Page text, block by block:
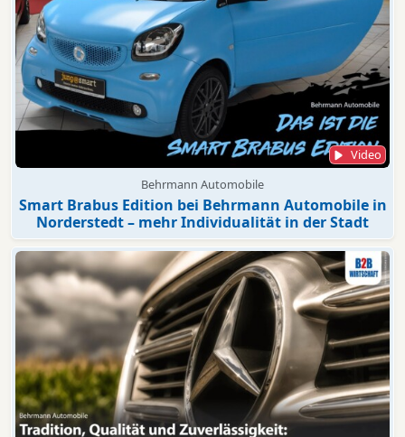
Video
Behrmann Automobile
Smart Brabus Edition bei Behrmann Automobile in
Norderstedt – mehr Individualität in der Stadt